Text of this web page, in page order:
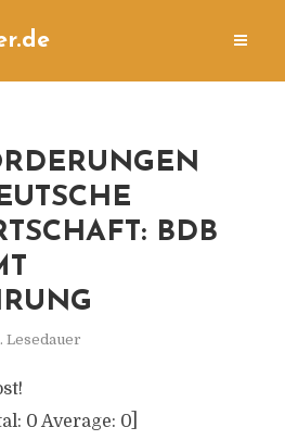
BDB
Lesedauer
0 Average: 0]